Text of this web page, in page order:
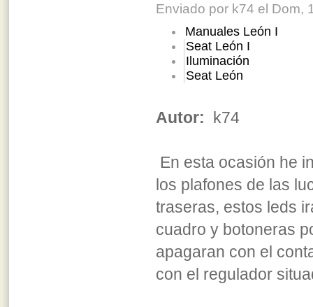
Enviado por k74 el Dom,
Manuales León I
Seat León I
Iluminación
Seat León
Autor: k74
En esta ocasión he
los plafones de las
traseras, estos leds
cuadro y botoneras
apagaran con el
con el regulador